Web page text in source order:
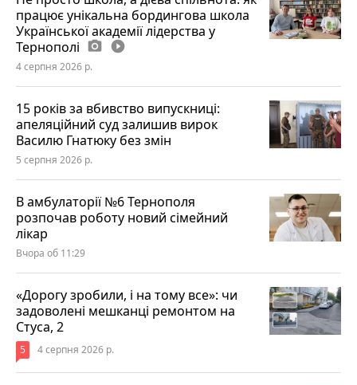
працює унікальна бордингова школа
Української академії лідерства у
Тернополі photo_camera play_circle_filled
4 серпня 2026 р.
15 років за вбивство випускниці:
апеляційний суд залишив вирок
Василю Гнатюку без змін
5 серпня 2026 р.
В амбулаторії №6 Тернополя
розпочав роботу новий сімейний
лікар
Вчора об 11:29
«Дорогу зробили, і на тому все»: чи
задоволені мешканці ремонтом на
Стуса, 2
5 4 серпня 2026 р.